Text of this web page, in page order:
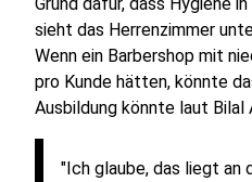
sieht das Herrenzimmer
Wenn ein Barbershop mit
pro Kunde hätten, könnte
Ausbildung könnte laut Bilal
"Ich glaube, das liegt an